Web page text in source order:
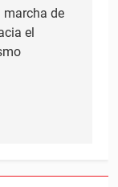
marcha de
el